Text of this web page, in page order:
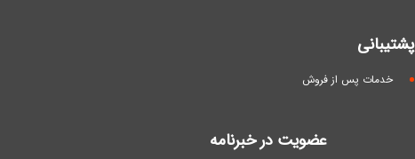
پشتیبانی
خدمات پس از فروش
عضویت در خبرنامه